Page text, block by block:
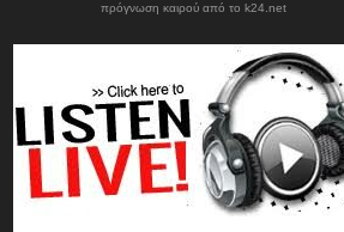
πρόγνωση καιρού από το k24.net